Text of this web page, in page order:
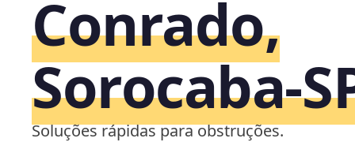
Conrado,
Soluções rápidas para obstruções.